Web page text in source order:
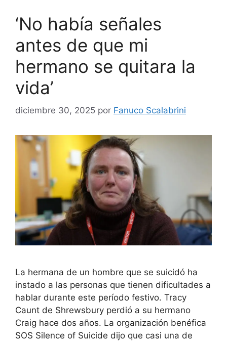
‘No había señales
antes de que mi
hermano se quitara la
vida’
diciembre 30, 2025 por Fanuco Scalabrini
La hermana de un hombre que se suicidó ha
instado a las personas que tienen dificultades a
hablar durante este período festivo. Tracy
Caunt de Shrewsbury perdió a su hermano
Craig hace dos años. La organización benéfica
SOS Silence of Suicide dijo que casi una de